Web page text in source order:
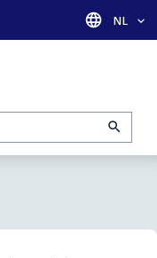
Taal
NL